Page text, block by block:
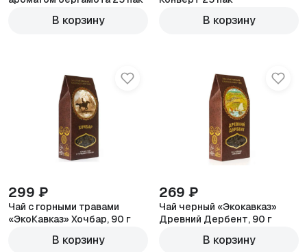
В корзину В корзину
299 ₽
Чай с горными травами
«ЭкоКавказ» Хочбар, 90 г
В корзину
269 ₽
Чай черный «Экокавказ»
Древний Дербент, 90 г
В корзину